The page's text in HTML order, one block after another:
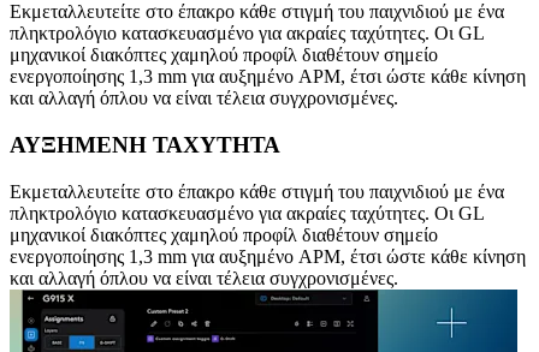
Εκμεταλλευτείτε στο έπακρο κάθε στιγμή του παιχνιδιού με ένα
πληκτρολόγιο κατασκευασμένο για ακραίες ταχύτητες. Οι GL
μηχανικοί διακόπτες χαμηλού προφίλ διαθέτουν σημείο
ενεργοποίησης 1,3 mm για αυξημένο APM, έτσι ώστε κάθε κίνηση
και αλλαγή όπλου να είναι τέλεια συγχρονισμένες.
ΑΥΞΗΜΕΝΗ ΤΑΧΥΤΗΤΑ
Εκμεταλλευτείτε στο έπακρο κάθε στιγμή του παιχνιδιού με ένα
πληκτρολόγιο κατασκευασμένο για ακραίες ταχύτητες. Οι GL
μηχανικοί διακόπτες χαμηλού προφίλ διαθέτουν σημείο
ενεργοποίησης 1,3 mm για αυξημένο APM, έτσι ώστε κάθε κίνηση
και αλλαγή όπλου να είναι τέλεια συγχρονισμένες.